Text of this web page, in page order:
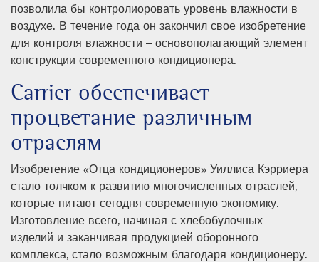
позволила бы контролиоровать уровень влажности в
воздухе. В течение года он закончил свое изобретение
для контроля влажности – основополагающий элемент
конструкции современного кондиционера.
Carrier обеспечивает
процветание различным
отраслям
Изобретение «Отца кондиционеров» Уиллиса Кэрриера
стало толчком к развитию многочисленных отраслей,
которые питают сегодня современную экономику.
Изготовление всего, начиная с хлебобулочных
изделий и заканчивая продукцией оборонного
комплекса, стало возможным благодаря кондиционеру.